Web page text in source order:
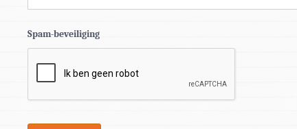
Spam-beveiliging